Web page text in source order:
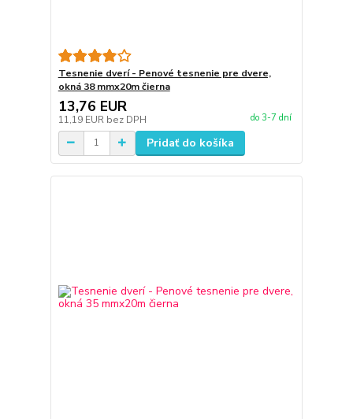
Tesnenie dverí - Penové tesnenie pre dvere,
okná 38 mmx20m čierna
13,76 EUR
11,19 EUR bez DPH do 3-7 dní
Pridať do košíka